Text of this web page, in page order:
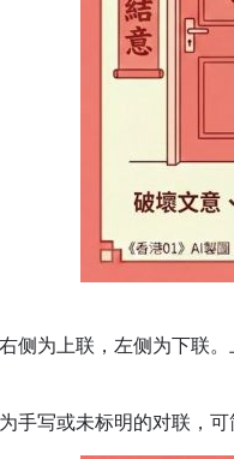
侧为上联，左侧为下联
手写或未标明的对联，